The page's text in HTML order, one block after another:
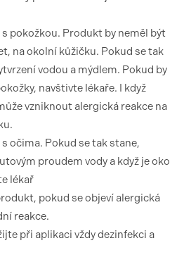
pokožkou. Produkt by neměl být
na okolní kůžičku. Pokud se tak
vodou a mýdlem. Pokud by
navštivte lékaře. I když
vzniknout alergická reakce na
očima. Pokud se tak stane,
proudem vody a když je oko
lékař
pokud se objeví alergická
reakce.
při aplikaci vždy dezinfekci a